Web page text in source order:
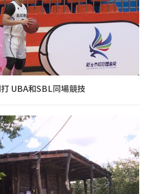
UBA和SBL同場競技